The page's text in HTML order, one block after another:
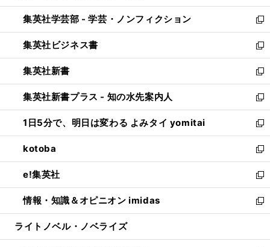
開
く
ウ
で
開
く
ン
ド
ウ
で
開
く
ウ
ィ
ン
ド
ウ
で
開
く
集英社学芸部 - 学芸・ノンフィクション
新
し
い
ウ
ィ
ン
ド
ウ
で
開
く
集英社ビジネス書
新
し
い
ウ
ィ
ン
ド
ウ
で
開
く
集英社新書
新
し
い
ウ
ィ
ン
ド
ウ
で
開
く
集英社新書プラス - 知の水先案内人
新
し
い
ウ
ィ
ン
ド
ウ
で
開
1日5分で、明日は変わる よみタイ yomitai
新
し
い
ウ
ィ
ン
ド
ウ
開
kotoba
新
し
い
ウ
ィ
ン
ウ
e!集英社
新
し
い
ウ
ン
情報・知識＆オピニオン imidas
新
し
ウ
ライトノベル・ノベライズ